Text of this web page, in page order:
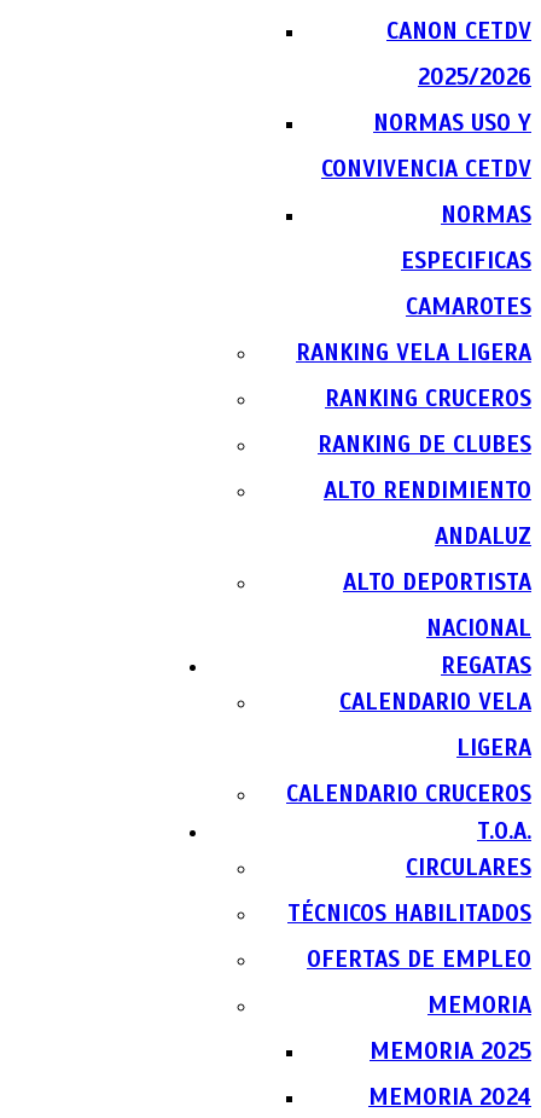
CANON CETDV
2025/2026
NORMAS USO Y
CONVIVENCIA CETDV
NORMAS
ESPECIFICAS
CAMAROTES
RANKING VELA LIGERA
RANKING CRUCEROS
RANKING DE CLUBES
ALTO RENDIMIENTO
ANDALUZ
ALTO DEPORTISTA
NACIONAL
REGATAS
CALENDARIO VELA
LIGERA
CALENDARIO CRUCEROS
T.O.A.
CIRCULARES
TÉCNICOS HABILITADOS
OFERTAS DE EMPLEO
MEMORIA
MEMORIA 2025
MEMORIA 2024